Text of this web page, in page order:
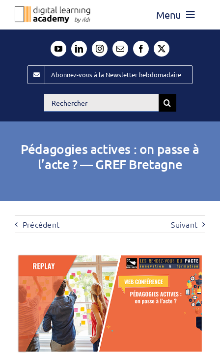
Passer
Menu
Évènements ILDI
Offres d’emploi
Publiez
Abonnez-vous à la Newsletter hebdomadaire
Rechercher:
Pédagogies actives : on passe à
l’acte ? — GREF Bretagne
Précédent Suivant